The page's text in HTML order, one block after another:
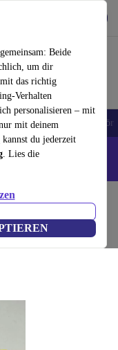
Beide
um dir
das richtig
Verhalten
personalisieren – mit
mit deinem
kannst du jederzeit
. Lies die
Smartwatches Zubehör
- Code: